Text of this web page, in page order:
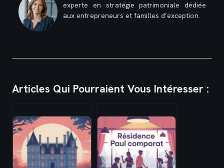
experte en stratégie patrimoniale dédiée
aux entrepreneurs et familles d’exception.
Articles Qui Pourraient Vous Intéresser :